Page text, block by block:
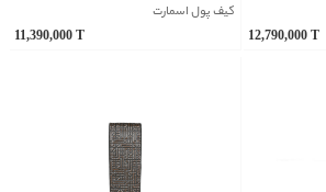
کيف پول اسمارت
11,390,000 12,790,000